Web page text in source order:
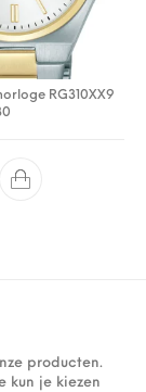
RG310XX9
prijs was:
producten.
kun je kiezen